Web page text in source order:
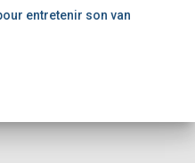
entretenir son van